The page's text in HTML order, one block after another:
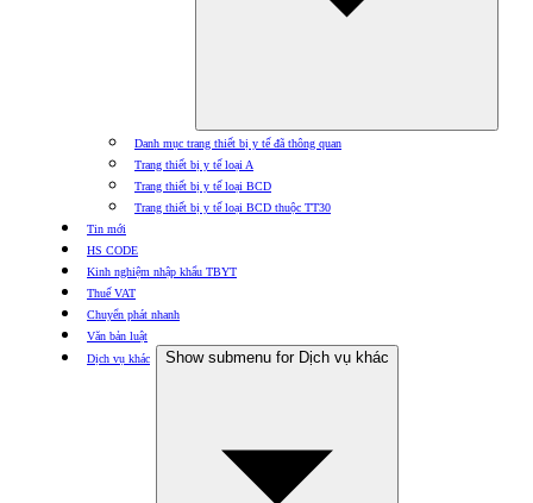
Danh mục trang thiết bị y tế đã thông quan
Trang thiết bị y tế loại A
Trang thiết bị y tế loại BCD
Trang thiết bị y tế loại BCD thuộc TT30
Tin mới
HS CODE
Kinh nghiệm nhập khẩu TBYT
Thuế VAT
Chuyển phát nhanh
Văn bản luật
Dịch vụ khác
Show submenu for Dịch vụ khác